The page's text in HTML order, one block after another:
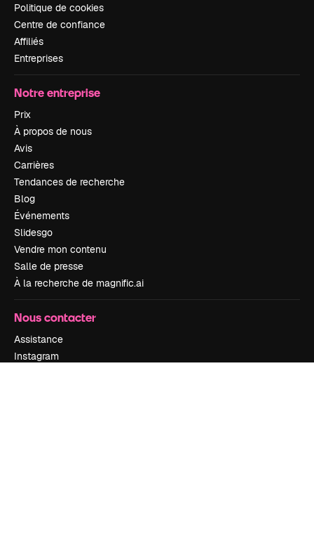
Politique de cookies
Centre de confiance
Affiliés
Entreprises
Notre entreprise
Prix
À propos de nous
Avis
Carrières
Tendances de recherche
Blog
Événements
Slidesgo
Vendre mon contenu
Salle de presse
À la recherche de magnific.ai
Nous contacter
Assistance
Instagram